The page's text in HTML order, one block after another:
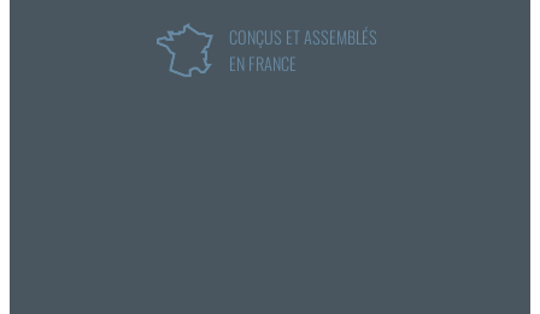
CONÇUS ET ASSEMBLÉS
EN FRANCE